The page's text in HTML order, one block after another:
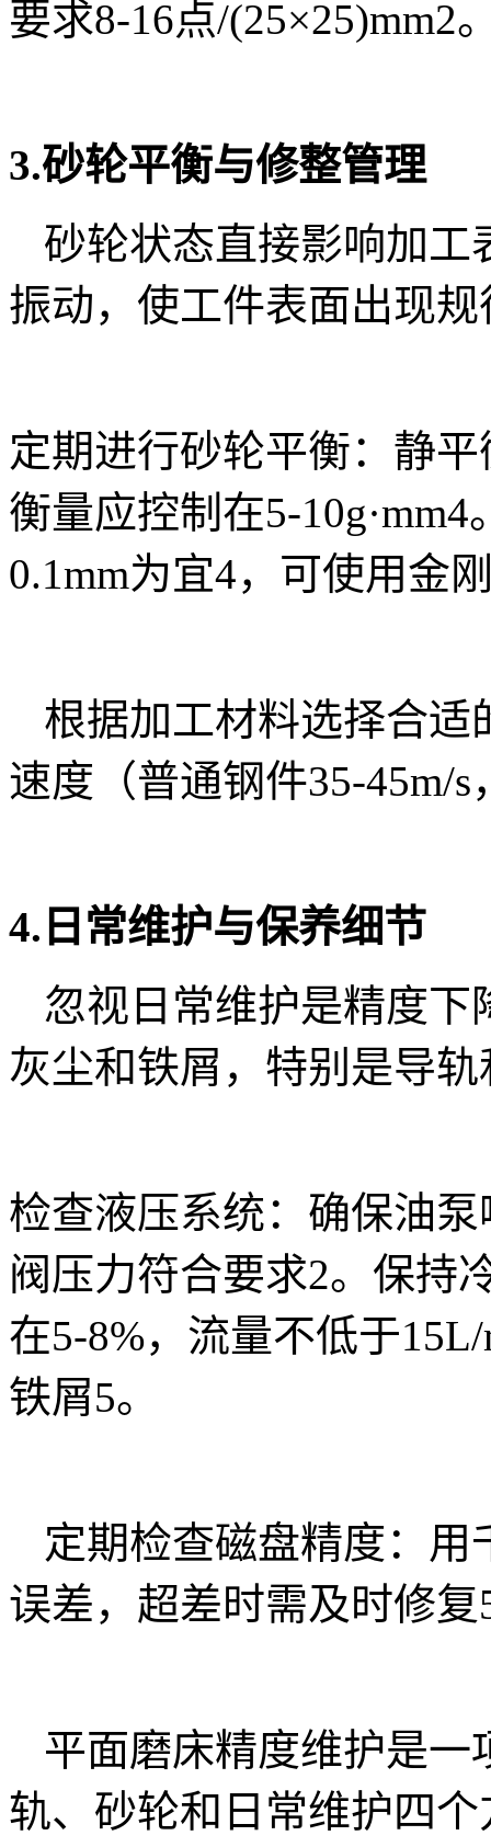
要求8-16点/(25×25)mm2
3.砂轮平衡与修整管理
砂轮状态直接影响加工
振动，使工件表面出现
定期进行砂轮平衡：静
衡量应控制在5-
0.1mm为宜4，可使用金
根据加工材料选择合适
速度（普通钢件35-45m/
4.日常维护与保养细节
忽视日常维护是精度
灰尘和铁屑，特别是导
检查液压系统：确保油
阀压力符合要求2。保持
在5-8%，流量不低于
铁屑5。
定期检查磁盘精度：
误差，超差时需及时修复
平面磨床精度维护是
轨、砂轮和日常维护四